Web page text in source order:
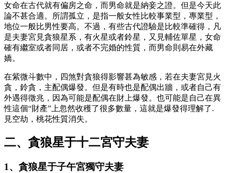
女命在古代就有偏房之命，而男命就是納妾之證。但是今天此
論不甚合適。所謂孤立，是指一般女性比較事業型，專業型，
地位一般比男性要高。不過，有些古代證驗是比較準確得，凡
是夫妻宮見貪狼星系，有火星或者鈴星，又見輔佐單星，女命
確有繼室或者同居，或者不完婚的性質，而男命則易在外藏
嬌。
在紫微斗數中，四煞對貪狼得影響甚為敏感，若在夫妻宮見火
貪，鈴貪，主配偶爆發。但是有時也是配偶出牆，或者自己有
外遇得徵兆，因為可能是配偶在財上爆發。也可能是自己在異
性這個“財產”上忽然收穫了很多數量，這就是爆發得理解了.
見空劫，桃花性質消失。
二、貪狼星于十二宮守夫妻
1、貪狼星于子午宮獨守夫妻